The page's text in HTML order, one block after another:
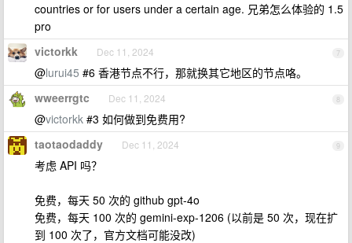
countries or for users under a certain age. 兄弟怎么体验的 1.5
pro
7
victorkk Dec 11, 2024
@lurui45 #6 香港节点不行，那就换其它地区的节点咯。
8
wweerrgtc Dec 11, 2024
@victorkk #3 如何做到免费用?
9
taotaodaddy Dec 11, 2024
考虑 API 吗？
免费，每天 50 次的 github gpt-4o
免费，每天 100 次的 gemini-exp-1206 (以前是 50 次，现在扩
到 100 次了，官方文档可能没改)